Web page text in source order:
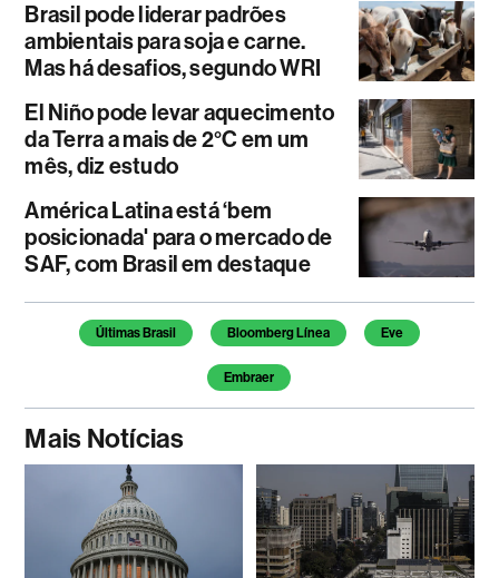
Brasil pode liderar padrões
ambientais para soja e carne.
Mas há desafios, segundo WRI
El Niño pode levar aquecimento
da Terra a mais de 2°C em um
mês, diz estudo
América Latina está ‘bem
posicionada' para o mercado de
SAF, com Brasil em destaque
Temas deste artigo
Últimas Brasil Bloomberg Línea Eve
Embraer
Mais Notícias